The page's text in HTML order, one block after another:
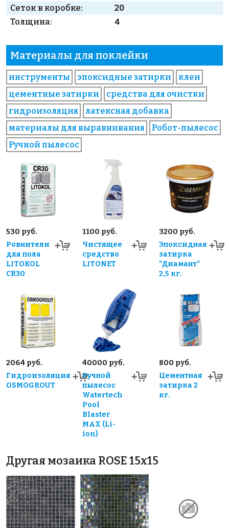
Сеток в коробке:
20
Толщина:
4
Материалы для поклейки
инструменты эпоксидные затирки
клеи
цементные затирки
средства для очистки
гидроизоляция
латексная добавка
материалы для выравнивания
Робот-пылесос
Ручной пылесос
530 руб.
Ровнители
для пола
LITOKOL
CR30
1100 руб.
Чистящее
средство
LITONET
3200 руб.
Эпоксидная
затирка
"Диамант"
2,5 кг.
2064 руб.
Гидроизоляция
OSMOGROUT
40000 руб.
Ручной
пылесос
Watertech
Pool
Blaster
MAX (Li-
ion)
800 руб.
Цементная
затирка 2
кг.
Другая мозаика ROSE 15x15